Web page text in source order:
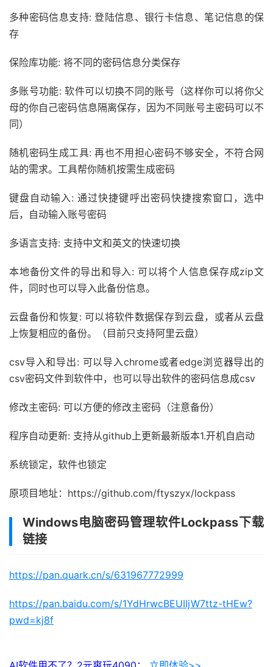
多种密码信息支持: 登陆信息、银行卡信息、笔记信息的保
存
保险库功能: 将不同的密码信息分类保存
多账号功能: 软件可以切换不同的账号（这样你可以将你父
母的你自己密码信息隔离保存，因为不同账号主密码可以不
同）
随机密码生成工具: 再也不用担心密码不够安全，不符合网
站的需求。工具帮你随机按需生成密码
键盘自动输入: 通过快捷键呼出密码快捷搜索窗口，选中
后，自动输入账号密码
多语言支持: 支持中文和英文的快速切换
本地备份文件的导出和导入: 可以将个人信息保存成zip文
件，同时也可以导入此备份信息。
云盘备份和恢复: 可以将软件数据保存到云盘，或者从云盘
上恢复相应的备份。（目前只支持阿里云盘）
csv导入和导出: 可以导入chrome或者edge浏览器导出的
csv密码文件到软件中，也可以导出软件的密码信息成csv
修改主密码: 可以方便的修改主密码（注意备份）
程序自动更新: 支持从github上更新最新版本1.开机自启动
系统锁定，软件也锁定
原项目地址：https://github.com/ftyszyx/lockpass
Windows电脑密码管理软件Lockpass下载
链接
https://pan.quark.cn/s/631967772999
https://pan.baidu.com/s/1YdHrwcBEUIIjW7ttz-tHEw?
pwd=kj8f